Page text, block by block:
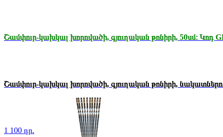
Շամփուր-կախկալ խորովածի, գյուղական թոնիրի, 50սմ։ Կոդ
Շամփուր-կախկալ խորովածի, գյուղական թոնիրի,
1 100 դր.